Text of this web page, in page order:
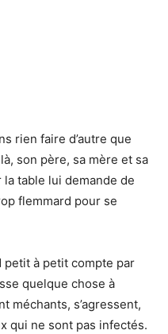
rien faire d’autre que
son père, sa mère et sa
table lui demande de
flemmard pour se
petit à petit compte par
quelque chose à
méchants, s’agressent,
qui ne sont pas infectés.